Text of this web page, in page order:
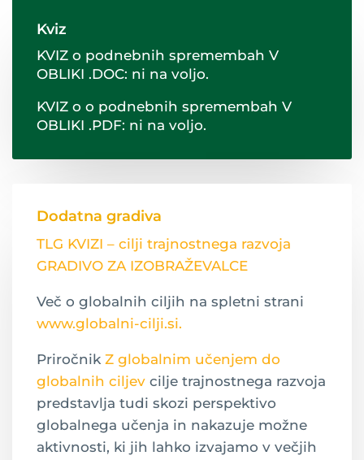
Kviz
KVIZ o podnebnih spremembah V
OBLIKI .DOC: ni na voljo.
KVIZ o o podnebnih spremembah V
OBLIKI .PDF: ni na voljo.
Dodatna gradiva
TLG KVIZI – cilji trajnostnega razvoja
GRADIVO ZA IZOBRAŽEVALCE
Več o globalnih ciljih na spletni strani
www.globalni-cilji.si.
Priročnik Z globalnim učenjem do
globalnih ciljev cilje trajnostnega razvoja
predstavlja tudi skozi perspektivo
globalnega učenja in nakazuje možne
aktivnosti, ki jih lahko izvajamo v večjih